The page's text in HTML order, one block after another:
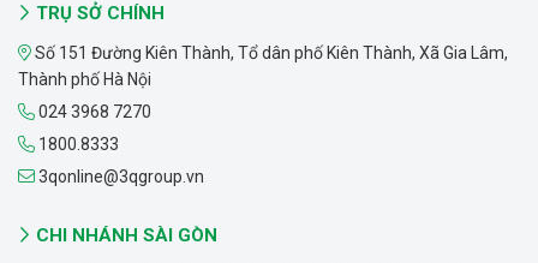
TRỤ SỞ CHÍNH
Số 151 Đường Kiên Thành, Tổ dân phố Kiên Thành, Xã Gia Lâm,
Thành phố Hà Nội
024 3968 7270
1800.8333
3qonline@3qgroup.vn
CHI NHÁNH SÀI GÒN